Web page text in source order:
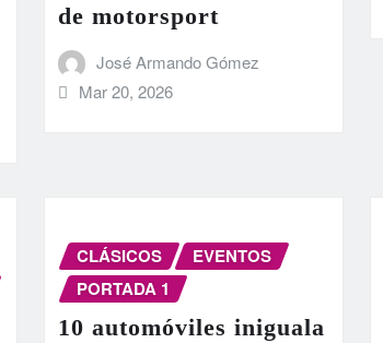
de motorsport
José Armando Gómez
Mar 20, 2026
CLÁSICOS
EVENTOS
PORTADA 1
10 automóviles iniguala